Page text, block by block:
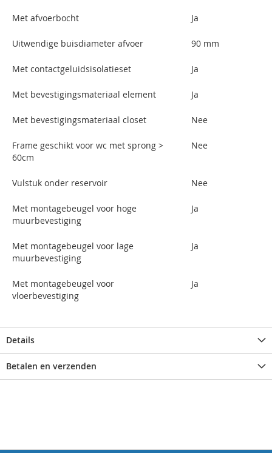
Met afvoerbocht Ja
Uitwendige buisdiameter afvoer 90 mm
Met contactgeluidsisolatieset Ja
Met bevestigingsmateriaal element Ja
Met bevestigingsmateriaal closet Nee
Frame geschikt voor wc met sprong >
60cm
Nee
Vulstuk onder reservoir Nee
Met montagebeugel voor hoge
muurbevestiging
Ja
Met montagebeugel voor lage
muurbevestiging
Ja
Met montagebeugel voor
vloerbevestiging
Ja
Details
Betalen en verzenden